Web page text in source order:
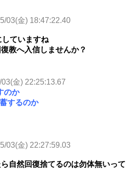
03(金) 18:47:22.40
ていますね
教へ入信しませんか？
金) 22:25:13.67
のか
するのか
03(金) 22:27:59.03
自然回復捨てるのは勿体無いって